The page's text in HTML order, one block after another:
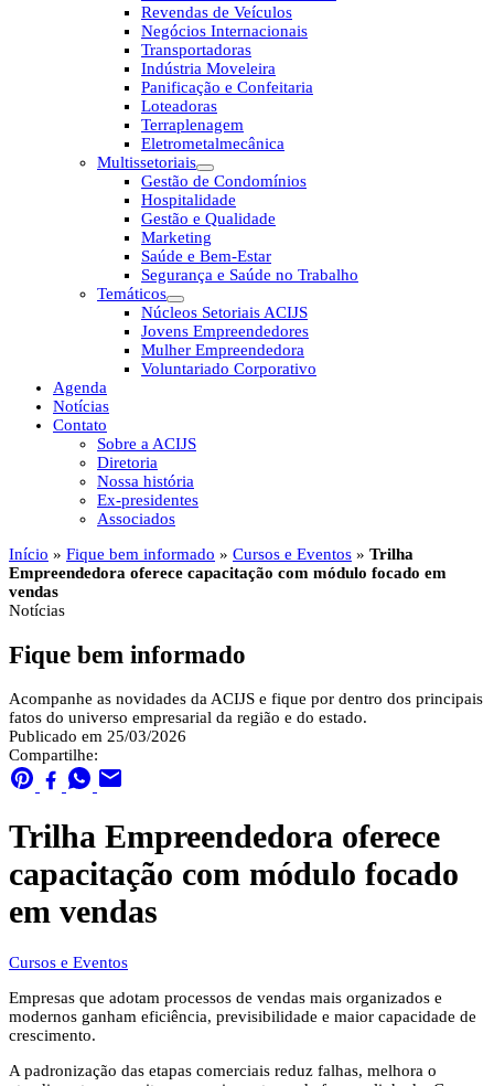
Revendas de Veículos
Negócios Internacionais
Transportadoras
Indústria Moveleira
Panificação e Confeitaria
Loteadoras
Terraplenagem
Eletrometalmecânica
Multissetoriais
Gestão de Condomínios
Hospitalidade
Gestão e Qualidade
Marketing
Saúde e Bem-Estar
Segurança e Saúde no Trabalho
Temáticos
Núcleos Setoriais ACIJS
Jovens Empreendedores
Mulher Empreendedora
Voluntariado Corporativo
Agenda
Notícias
Contato
Sobre a ACIJS
Diretoria
Nossa história
Ex-presidentes
Associados
Início » Fique bem informado » Cursos e Eventos » Trilha
Empreendedora oferece capacitação com módulo focado em
vendas
Notícias
Fique bem informado
Acompanhe as novidades da ACIJS e fique por dentro dos principais
fatos do universo empresarial da região e do estado.
Publicado em 25/03/2026
Compartilhe:
Trilha Empreendedora oferece
capacitação com módulo focado
em vendas
Cursos e Eventos
Empresas que adotam processos de vendas mais organizados e
modernos ganham eficiência, previsibilidade e maior capacidade de
crescimento.
A padronização das etapas comerciais reduz falhas, melhora o